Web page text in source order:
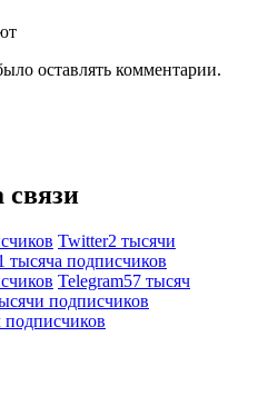
оставлять комментарии.
связи
Twitter2 тысячи
тысяча подписчиков
Telegram57 тысяч
подписчиков
подписчиков